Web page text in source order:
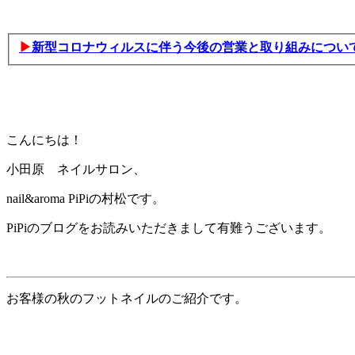
▶新型コロナウィルスに伴う今後の営業と取り組みについ
こんにちは！
小田原 ネイルサロン、
nail&aroma PiPiの村松です。
PiPiのブログをお読みいただきまして有難うございます。
お客様の秋のフットネイルのご紹介です。